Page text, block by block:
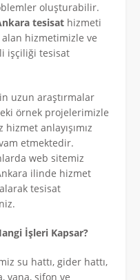
oluşturabilir.
tesisat hizmeti
hizmetimizle ve
işçiliği tesisat
uzun araştırmalar
örnek projelerimizle
anlayışımız
etmektedir.
web sitemiz
ilinde hizmet
tesisat
İşleri Kapsar?
su hattı, gider hattı,
vana, sifon ve